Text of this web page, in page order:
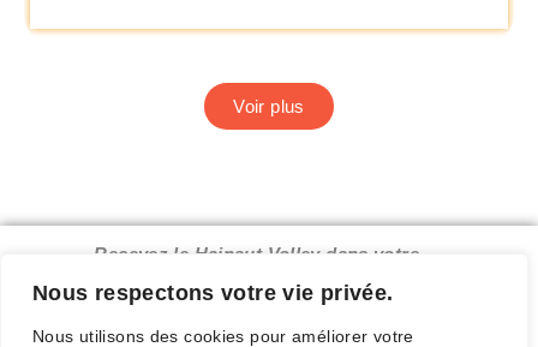
Nous respectons votre vie privée.
Nous utilisons des cookies pour améliorer votre
Voir plus
Recevez le Hainaut Volley dans votre
boîte mail.